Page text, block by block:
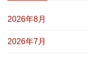
2026年8月
2026年7月